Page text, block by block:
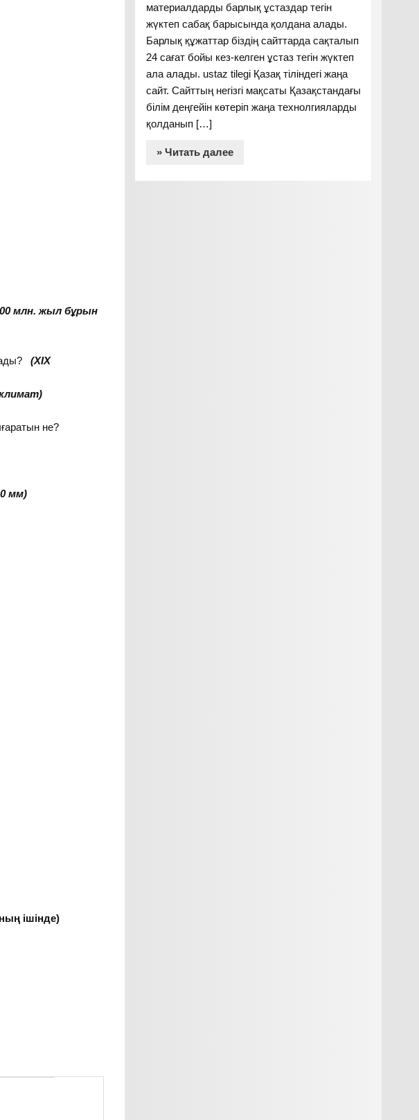
млн. жыл бұрын
(ХІХ
климат)
не?
мм)
ішінде)
материалдарды барлық ұстаздар тегін
жүктеп сабақ барысында қолдана алады.
Барлық құжаттар біздің сайттарда сақталып
24 сағат бойы кез-келген ұстаз тегін жүктеп
ала алады. ustaz tilegi Қазақ тіліндегі жаңа
сайт. Сайттың негізгі мақсаты Қазақстандағы
білім деңгейін көтеріп жаңа технолгияларды
қолданып […]
» Читать далее